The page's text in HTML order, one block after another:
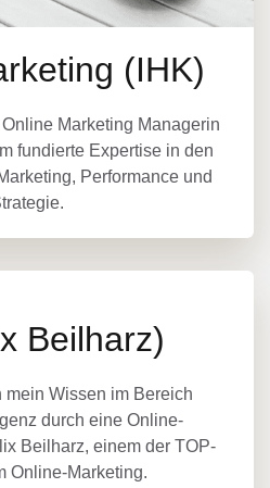
(IHK)
Marketing Managerin
fundierte Expertise in den
Performance und
Beilharz)
mein Wissen im Bereich
durch eine Online-
Beilharz, einem der TOP-
Online-Marketing.